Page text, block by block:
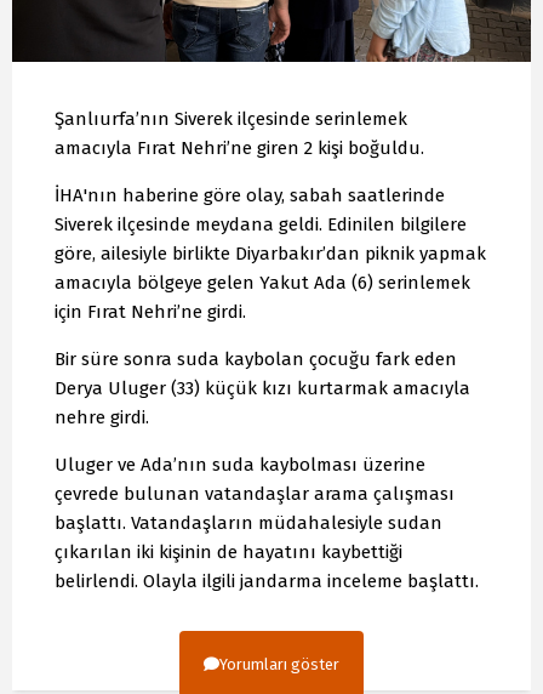
Şanlıurfa’nın Siverek ilçesinde serinlemek
amacıyla Fırat Nehri’ne giren 2 kişi boğuldu.
İHA'nın haberine göre olay, sabah saatlerinde
Siverek ilçesinde meydana geldi. Edinilen bilgilere
göre, ailesiyle birlikte Diyarbakır’dan piknik yapmak
amacıyla bölgeye gelen Yakut Ada (6) serinlemek
için Fırat Nehri’ne girdi.
Bir süre sonra suda kaybolan çocuğu fark eden
Derya Uluger (33) küçük kızı kurtarmak amacıyla
nehre girdi.
Uluger ve Ada’nın suda kaybolması üzerine
çevrede bulunan vatandaşlar arama çalışması
başlattı. Vatandaşların müdahalesiyle sudan
çıkarılan iki kişinin de hayatını kaybettiği
belirlendi. Olayla ilgili jandarma inceleme başlattı.
Yorumları göster